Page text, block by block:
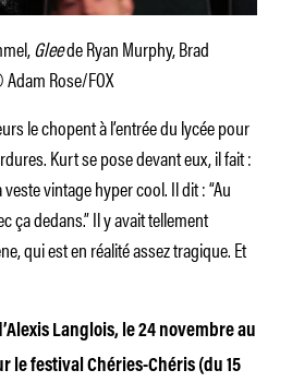
Gleede Ryan Murphy, Brad
Rose/FOX
le chopent à l’entrée du lycée pour
Kurt se pose devant eux, il fait :
veste vintage hyper cool. Il dit : “Au
ça dedans.” Il y avait tellement
qui est en réalité assez tragique. Et
Langlois, le 24 novembre au
le festival Chéries-Chéris (du 15